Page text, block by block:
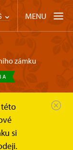
MENU
zámku
této
si